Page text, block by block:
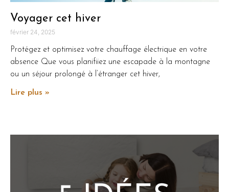
Voyager cet hiver
février 24, 2025
Protégez et optimisez votre chauffage électrique en votre
absence Que vous planifiiez une escapade à la montagne
ou un séjour prolongé à l’étranger cet hiver,
Lire plus »